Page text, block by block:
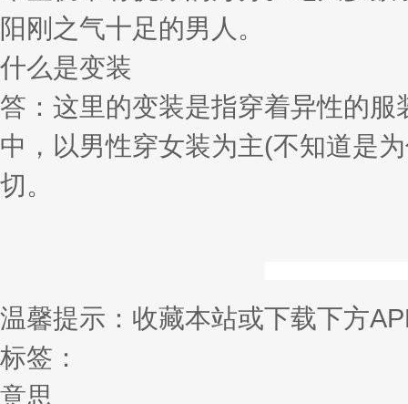
阳刚之气十足的男人。
什么是变装
答：这里的变装是指穿着异性的
中，以男性穿女装为主(不知道是
切。
温馨提示：收藏本站或下载下方
标签：
意思